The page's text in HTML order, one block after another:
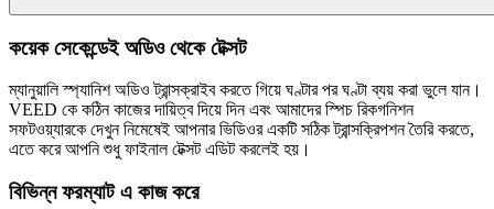
কয়েক সেকেন্ডেই অডিও থেকে টেক্সট
ম্যানুয়ালি স্প্যানিশ অডিও ট্রান্সক্রাইব করতে গিয়ে ঘণ্টার পর ঘণ্টা ব্যয় করা ভুলে যান।
VEED কে কঠিন কাজের দায়িত্ব দিয়ে দিন এবং আমাদের স্পিচ রিকগনিশন
সফটওয়্যারকে দেখুন নিমেষেই আপনার ভিডিওর একটি সঠিক ট্রান্সক্রিপশন তৈরি করতে,
এতে করে আপনি শুধু ফাইনাল টেক্সট এডিট করলেই হয়।
বিভিন্ন ফরম্যাট এ কাজ করে